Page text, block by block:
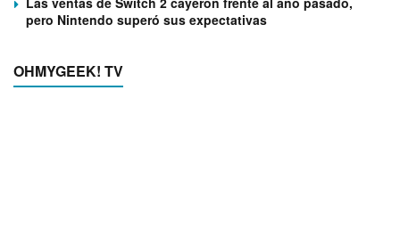
pero Nintendo superó sus expectativas
OHMYGEEK! TV